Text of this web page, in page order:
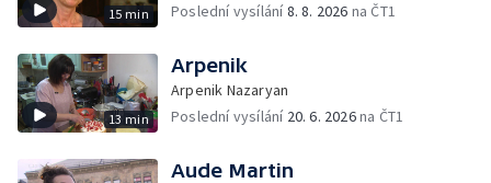
15 min
Poslední vysílání8. 8. 2026 na ČT1
13 min
Arpenik
Arpenik Nazaryan
Poslední vysílání 20. 6. 2026na ČT1
Aude Martin